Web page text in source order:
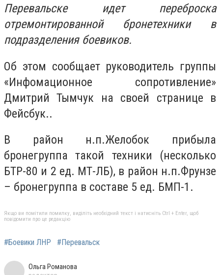
Перевальске идет переброска
отремонтированной бронетехники в
подразделения боевиков.
Об этом сообщает руководитель группы
«Инфомационное сопротивление»
Дмитрий Тымчук на своей странице в
Фейсбук..
В район н.п.Желобок прибыла
бронегруппа такой техники (несколько
БТР-80 и 2 ед. МТ-ЛБ), в район н.п.Фрунзе
– бронегруппа в составе 5 ед. БМП-1.
Якщо ви помітили помилку, виділіть необхідний текст і натисніть Ctrl + Enter, щоб
повідомити про це редакцію
#Боевики ЛНР #Перевальск
Ольга Романова